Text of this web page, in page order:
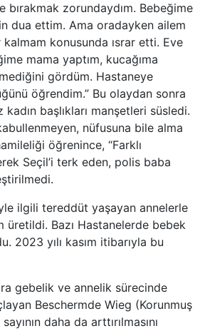
bırakmak zorundaydım. Bebeğime
dua ettim. Ama oradayken ailem
konusunda ısrar etti. Eve
mama yaptım, kucağıma
gördüm. Hastaneye
öğrendim.” Bu olaydan sonra
başlıkları manşetleri süsledi.
nüfusuna bile alma
öğrenince, “Farklı
Seçil’i terk eden, polis baba
ilgili tereddüt yaşayan annelerle
üretildi. Bazı Hastanelerde bebek
2023 yılı kasım itibarıyla bu
gebelik ve annelik sürecinde
Beschermde Wieg (Korunmuş
daha da arttırılmasını